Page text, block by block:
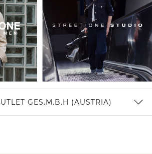
GES.M.B.H (AUSTRIA)